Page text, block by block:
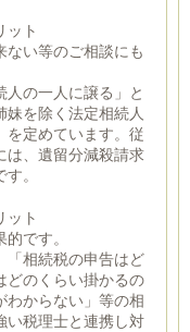
ット
ない等のご相談にも
の一人に譲る」と
妹を除く法定相続人
を定めています。従
は、遺留分減殺請求
。
ット
です。
「相続税の申告はど
どのくらい掛かるの
わからない」等の相
い税理士と連携し対